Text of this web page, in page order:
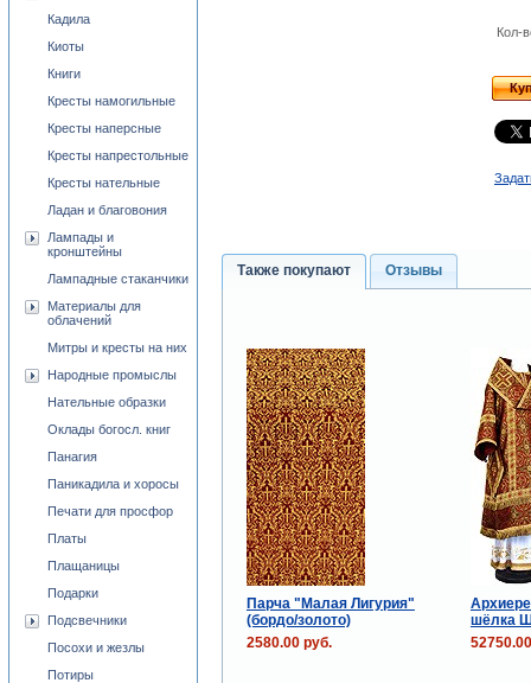
Кол-
Также покупают Отзывы
Парча "Малая Лигурия"
(бордо/золото)
шёлка
2580.00 руб.
Кадила
Киоты
Книги
Кресты намогильные
Кресты наперсные
Кресты напрестольные
Кресты нательные
Ладан и благовония
Лампады и
кронштейны
Лампадные стаканчики
Материалы для
облачений
Митры и кресты на них
Народные промыслы
Нательные образки
Оклады богосл. книг
Панагия
Паникадила и хоросы
Печати для просфор
Платы
Плащаницы
Подарки
Подсвечники
Посохи и жезлы
Потиры